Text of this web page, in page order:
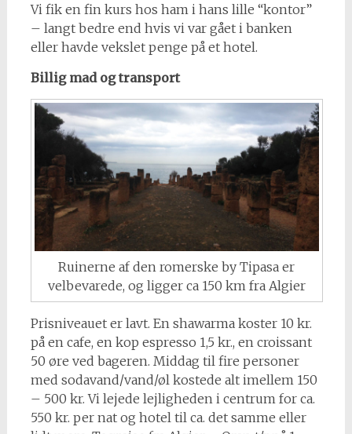
Vi fik en fin kurs hos ham i hans lille “kontor”
– langt bedre end hvis vi var gået i banken
eller havde vekslet penge på et hotel.
Billig mad og transport
Ruinerne af den romerske by Tipasa er
velbevarede, og ligger ca 150 km fra Algier
Prisniveauet er lavt. En shawarma koster 10 kr.
på en cafe, en kop espresso 1,5 kr., en croissant
50 øre ved bageren. Middag til fire personer
med sodavand/vand/øl kostede alt imellem 150
– 500 kr. Vi lejede lejligheden i centrum for ca.
550 kr. per nat og hotel til ca. det samme eller